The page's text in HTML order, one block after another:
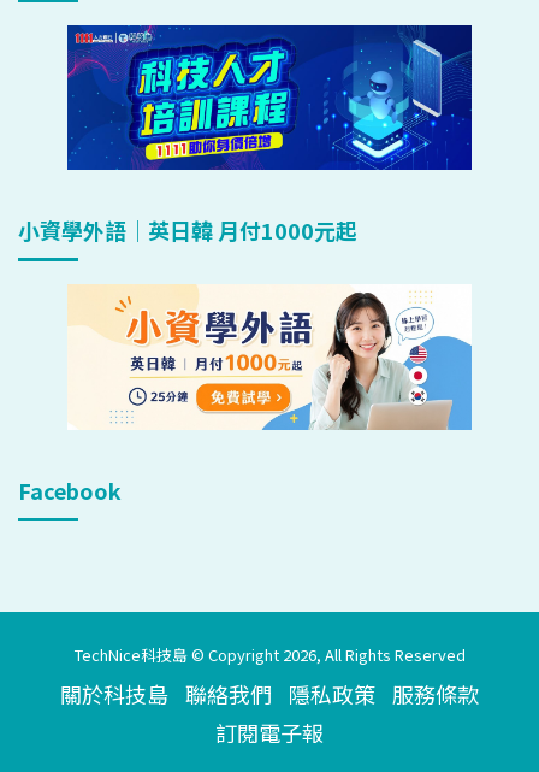
小資學外語｜英日韓 月付1000元起
Facebook
TechNice科技島 © Copyright 2026, All Rights Reserved
關於科技島 聯絡我們 隱私政策 服務條款
訂閱電子報